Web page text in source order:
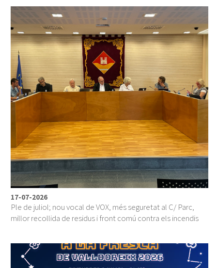
17-07-2026
Ple de juliol; nou vocal de VOX, més seguretat al C/ Parc,
millor recollida de residus i front comú contra els incendis